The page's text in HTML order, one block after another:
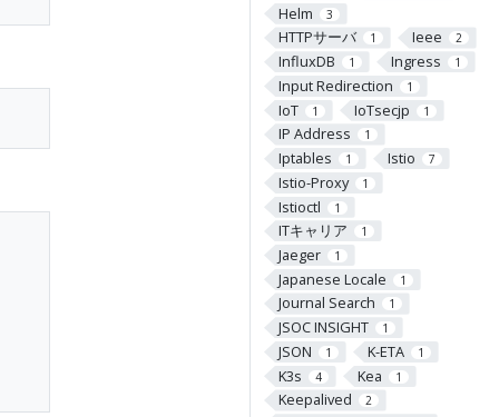
Helm 3
HTTPサーバ 1 Ieee 2
InfluxDB 1 Ingress 1
Input Redirection 1
IoT 1 IoTsecjp 1
IP Address 1
Iptables 1 Istio 7
Istio-Proxy 1
Istioctl 1
ITキャリア 1
Jaeger 1
Japanese Locale 1
Journal Search 1
JSOC INSIGHT 1
JSON 1 K-ETA 1
K3s 4 Kea 1
Keepalived 2